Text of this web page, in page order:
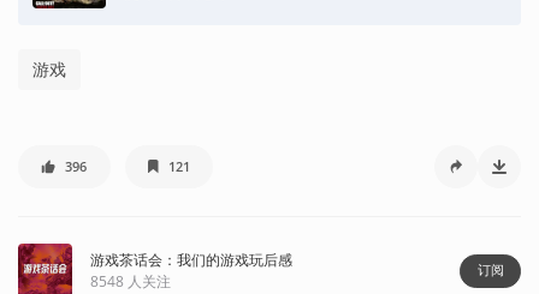
游戏
396 121
游戏茶话会：我们的游戏玩后感
8548 人关注
订阅